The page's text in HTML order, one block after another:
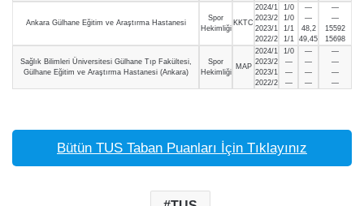
Ankara Gülhane Eğitim ve Araştırma Hastanesi
Spor
Hekimliği
KKTC
2024/1
2023/2
2023/1
2022/2
1/0
1/0
1/1
1/1
—
—
48,2
49,45
—
—
15592
15698
Sağlık Bilimleri Üniversitesi Gülhane Tıp Fakültesi,
Gülhane Eğitim ve Araştırma Hastanesi (Ankara)
Spor
Hekimliği
MAP
2024/1
2023/2
2023/1
2022/2
1/0
—
—
—
—
—
—
—
—
—
—
—
Bütün TUS Taban Puanları İçin Tıklayınız